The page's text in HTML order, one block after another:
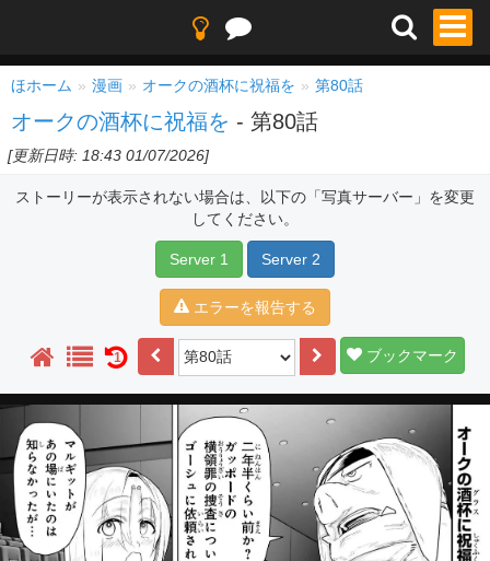
ほホーム 漫画 オークの酒杯に祝福を 第80話
オークの酒杯に祝福を - 第80話
[更新日時: 18:43 01/07/2026]
ストーリーが表示されない場合は、以下の「写真サーバー」を変更
してください。
Server 1 Server 2
エラーを報告する
1 ブックマーク